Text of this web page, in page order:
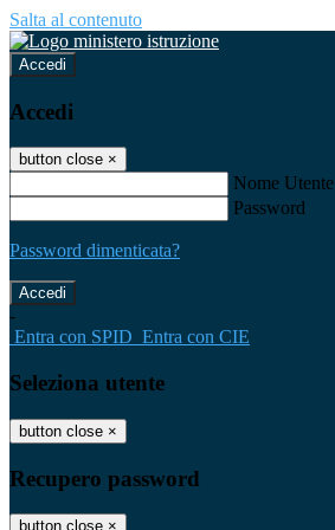
Salta al contenuto
Accedi
Accedi
button close ×
Nome Utente
Password
Password dimenticata?
-
Entra con SPID Entra con CIE
Seleziona utente
button close ×
Recupero password
button close ×